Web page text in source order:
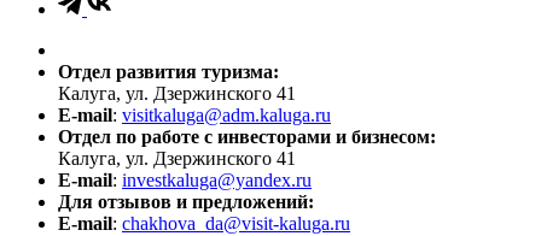
Отдел развития туризма:
Калуга, ул. Дзержинского 41
E-mail: visitkaluga@adm.kaluga.ru
Отдел по работе с инвесторами и бизнесом:
Калуга, ул. Дзержинского 41
E-mail: investkaluga@yandex.ru
Для отзывов и предложений:
E-mail: chakhova_da@visit-kaluga.ru